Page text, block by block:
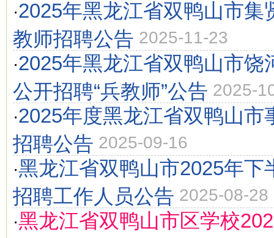
·2025年黑龙江省双鸭山市集
教师招聘公告 2025-11-23
·2025年黑龙江省双鸭山市饶
公开招聘“兵教师”公告 2025-
·2025年度黑龙江省双鸭山市
招聘公告 2025-09-16
·黑龙江省双鸭山市2025年下
招聘工作人员公告 2025-08-28
·黑龙江省双鸭山市区学校